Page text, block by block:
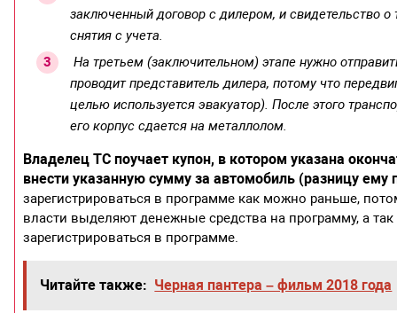
заключенный договор с дилером, и свидетельство
снятия с учета.
На третьем (заключительном) этапе нужно
проводит представитель дилера, потому что
целью используется эвакуатор). После этого
его корпус сдается на металлолом.
Владелец ТС поучает купон, в котором указана
внести указанную сумму за автомобиль (разницу ему
зарегистрироваться в программе как можно раньше,
власти выделяют денежные средства на программу, а
зарегистрироваться в программе.
Читайте также: Черная пантера – фильм 2018 года